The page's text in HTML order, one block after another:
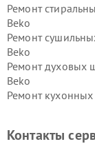
Ремонт
Beko
Ремонт
Beko
Ремонт духовых
Beko
Ремонт
Ремонт
Контакты